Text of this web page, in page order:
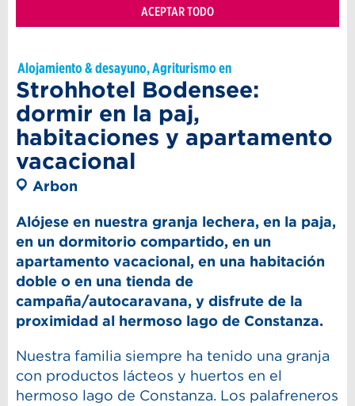
ACEPTAR TODO
Alojamiento & desayuno, Agriturismo en
Strohhotel Bodensee:
dormir en la paj,
habitaciones y apartamento
vacacional
Arbon
Alójese en nuestra granja lechera, en la paja,
en un dormitorio compartido, en un
apartamento vacacional, en una habitación
doble o en una tienda de
campaña/autocaravana, y disfrute de la
proximidad al hermoso lago de Constanza.
Nuestra familia siempre ha tenido una granja
con productos lácteos y huertos en el
hermoso lago de Constanza. Los palafreneros